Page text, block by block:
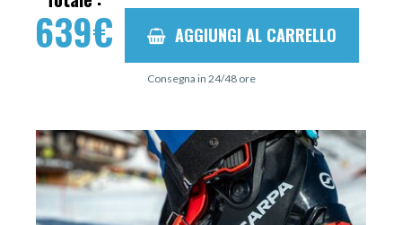
639€ AGGIUNGI AL CARRELLO
Consegna in 24/48 ore